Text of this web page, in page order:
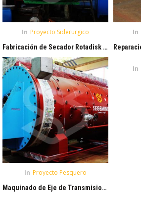
In Proyecto Siderurgico In
Fabricación de Secador Rotadisk | CHIMBOTE – OCEANO INDUSTRIAL
In Proyecto Pesquero
In
Maquinado de Eje de Transmision | SIDER PERÚ